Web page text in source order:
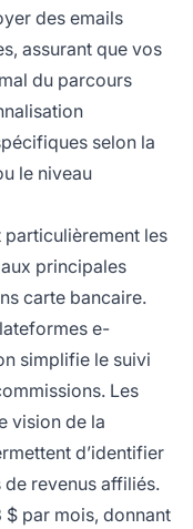
des emails
assurant que vos
du parcours
selon la
le niveau
les
principales
carte bancaire.
e-
simplifie le suivi
Les
vision de la
d’identifier
revenus affiliés.
$ par mois, donnant